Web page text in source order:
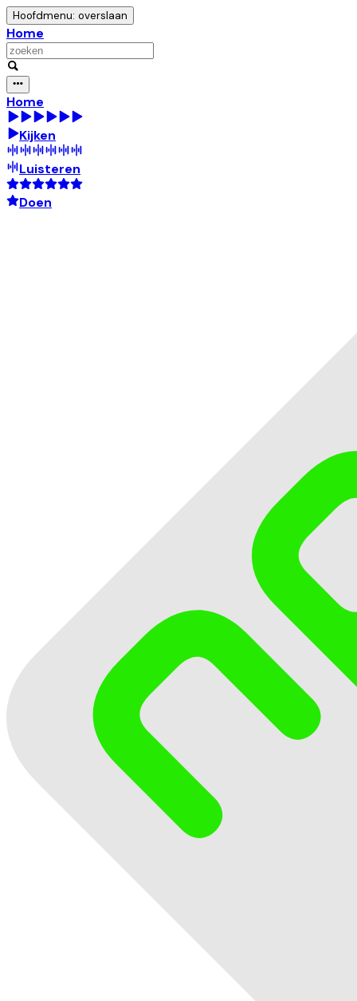
Hoofdmenu: overslaan
Home
Home
Kijken
Luisteren
Doen